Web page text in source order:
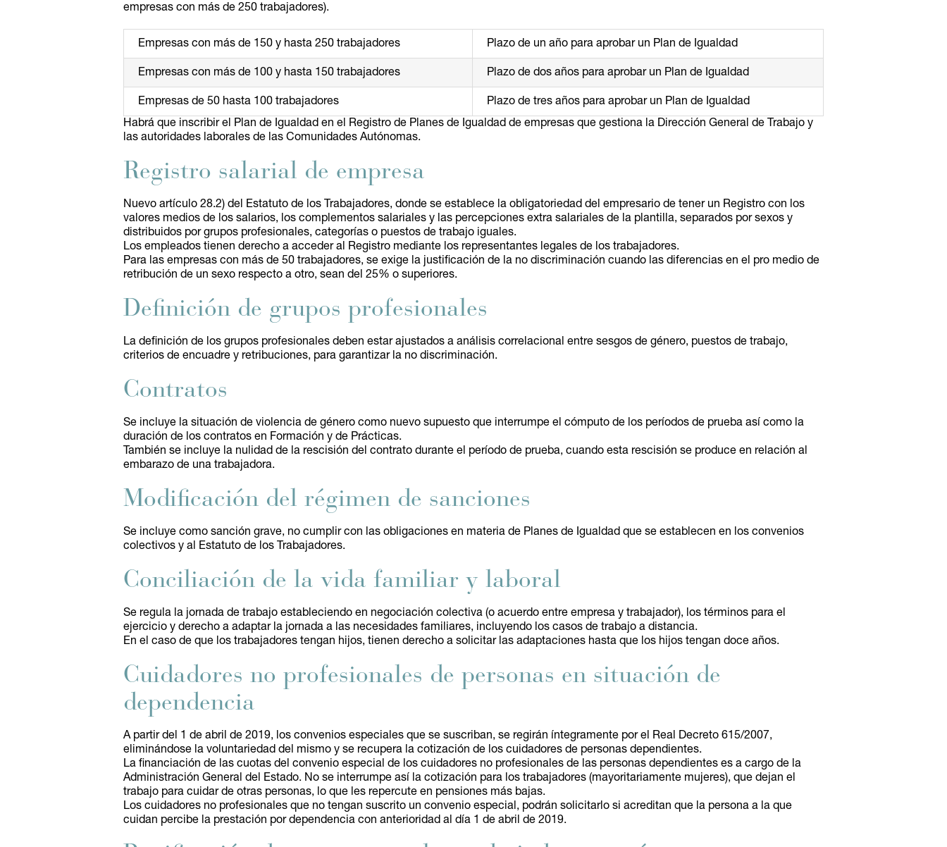
empresas con más de 250 trabajadores).
Empresas con más de 150 y hasta 250 trabajadores Plazo de un año para aprobar un Plan de Igualdad
Empresas con más de 100 y hasta 150 trabajadores Plazo de dos años para aprobar un Plan de Igualdad
Empresas de 50 hasta 100 trabajadores
Plazo de tres años para aprobar un Plan de Igualdad
Habrá que inscribir el Plan de Igualdad en el Registro de Planes de Igualdad de empresas que gestiona la Dirección General de Trabajo y
las autoridades laborales de las Comunidades Autónomas.
Registro salarial de empresa
Nuevo artículo 28.2) del Estatuto de los Trabajadores, donde se establece la obligatoriedad del empresario de tener un Registro con los
valores medios de los salarios, los complementos salariales y las percepciones extra salariales de la plantilla, separados por sexos y
distribuidos por grupos profesionales, categorías o puestos de trabajo iguales.
Los empleados tienen derecho a acceder al Registro mediante los representantes legales de los trabajadores.
Para las empresas con más de 50 trabajadores, se exige la justificación de la no discriminación cuando las diferencias en el pro medio de
retribución de un sexo respecto a otro, sean del 25% o superiores.
Definición de grupos profesionales
La definición de los grupos profesionales deben estar ajustados a análisis correlacional entre sesgos de género, puestos de trabajo,
criterios de encuadre y retribuciones, para garantizar la no discriminación.
Contratos
Se incluye la situación de violencia de género como nuevo supuesto que interrumpe el cómputo de los períodos de prueba así como la
duración de los contratos en Formación y de Prácticas.
También se incluye la nulidad de la rescisión del contrato durante el período de prueba, cuando esta rescisión se produce en relación al
embarazo de una trabajadora.
Modificación del régimen de sanciones
Se incluye como sanción grave, no cumplir con las obligaciones en materia de Planes de Igualdad que se establecen en los convenios
colectivos y al Estatuto de los Trabajadores.
Conciliación de la vida familiar y laboral
Se regula la jornada de trabajo estableciendo en negociación colectiva (o acuerdo entre empresa y trabajador), los términos para el
ejercicio y derecho a adaptar la jornada a las necesidades familiares, incluyendo los casos de trabajo a distancia.
En el caso de que los trabajadores tengan hijos, tienen derecho a solicitar las adaptaciones hasta que los hijos tengan doce años.
Cuidadores no profesionales de personas en situación de
dependencia
A partir del 1 de abril de 2019, los convenios especiales que se suscriban, se regirán íntegramente por el Real Decreto 615/2007,
eliminándose la voluntariedad del mismo y se recupera la cotización de los cuidadores de personas dependientes.
La financiación de las cuotas del convenio especial de los cuidadores no profesionales de las personas dependientes es a cargo de la
Administración General del Estado. No se interrumpe así la cotización para los trabajadores (mayoritariamente mujeres), que dejan el
trabajo para cuidar de otras personas, lo que les repercute en pensiones más bajas.
Los cuidadores no profesionales que no tengan suscrito un convenio especial, podrán solicitarlo si acreditan que la persona a la que
cuidan percibe la prestación por dependencia con anterioridad al día 1 de abril de 2019.